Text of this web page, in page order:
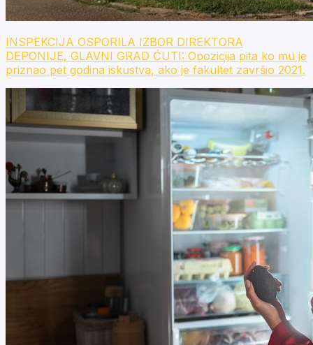
INSPEKCIJA OSPORILA IZBOR DIREKTORA
DEPONIJE, GLAVNI GRAD ĆUTI: Opozicija pita ko mu je
priznao pet godina iskustva, ako je fakultet završio 2021.